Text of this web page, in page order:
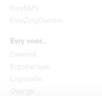
EvrySMS
EvryZorgDomein
Evry voor...
Diëtetiek
Ergotherapie
Logopedie
Overige …